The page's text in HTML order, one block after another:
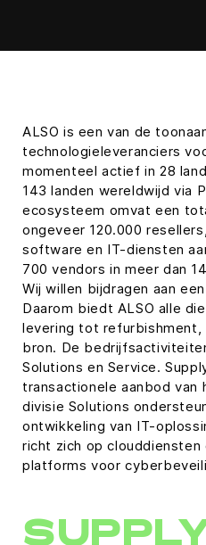
ALSO is een van de
technologieleveranciers
momenteel actief in 28
143 landen wereldwijd via
ecosysteem omvat een
ongeveer 120.000
software en IT-diensten
700 vendors in meer dan
Wij willen bijdragen aan
Daarom biedt ALSO alle
levering tot refurbishment,
bron. De
Solutions en Service.
transactionele aanbod van
divisie Solutions
ontwikkeling van IT-
richt zich op
platforms voor
SUPPLY